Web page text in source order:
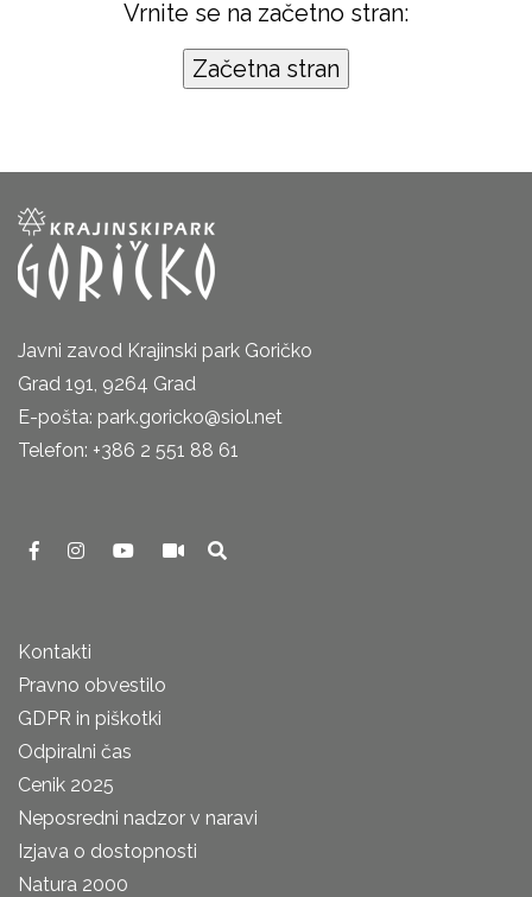
Vrnite se na začetno stran:
Javni zavod Krajinski park Goričko
Grad 191, 9264 Grad
E-pošta: park.goricko@siol.net
Telefon: +386 2 551 88 61
Kontakti
Pravno obvestilo
GDPR in piškotki
Odpiralni čas
Cenik 2025
Neposredni nadzor v naravi
Izjava o dostopnosti
Natura 2000